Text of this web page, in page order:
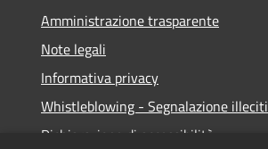
Amministrazione trasparente
Note legali
Informativa privacy
Whistleblowing - Segnalazione illeciti
Dichiarazione di accessibilità